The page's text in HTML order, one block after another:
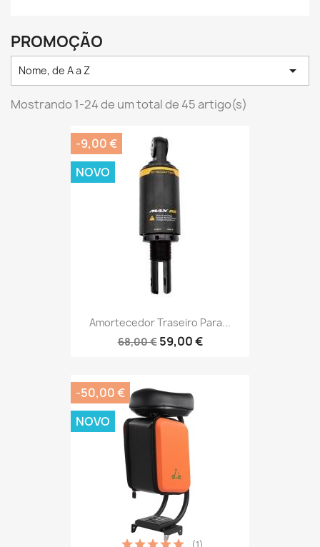
PROMOÇÃO
Nome, de A a Z 
Mostrando 1-24 de um total de 45 artigo(s)
Amortecedor Traseiro Para...
68,00 € 59,00 €
-9,00 €
NOVO
-50,00 €
NOVO